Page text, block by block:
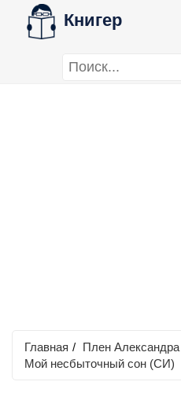
Книгер
Главная / Плен Александра
Мой несбыточный сон (СИ)